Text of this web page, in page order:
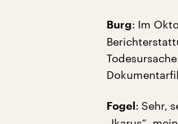
Burg: Im
Fogel : Sehr,